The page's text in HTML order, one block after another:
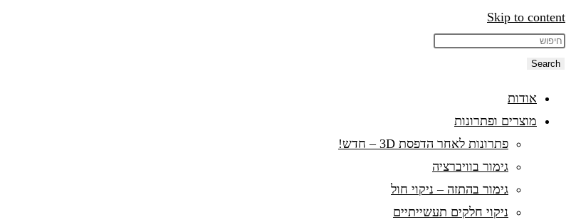
Skip to content
Search
אודות
מוצרים ופתרונות
פתרונות לאחר הדפסת 3D – חדש!
גימור בוויברציה
גימור בהתזה – ניקוי חול
ניקוי חלקים תעשייתיים